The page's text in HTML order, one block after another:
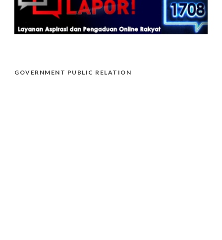
GOVERNMENT PUBLIC RELATION